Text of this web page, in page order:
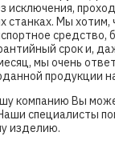
исключения,
станках. Мы
срок и,
мы очень
продукции
компанию Вы
специалисты
изделию.